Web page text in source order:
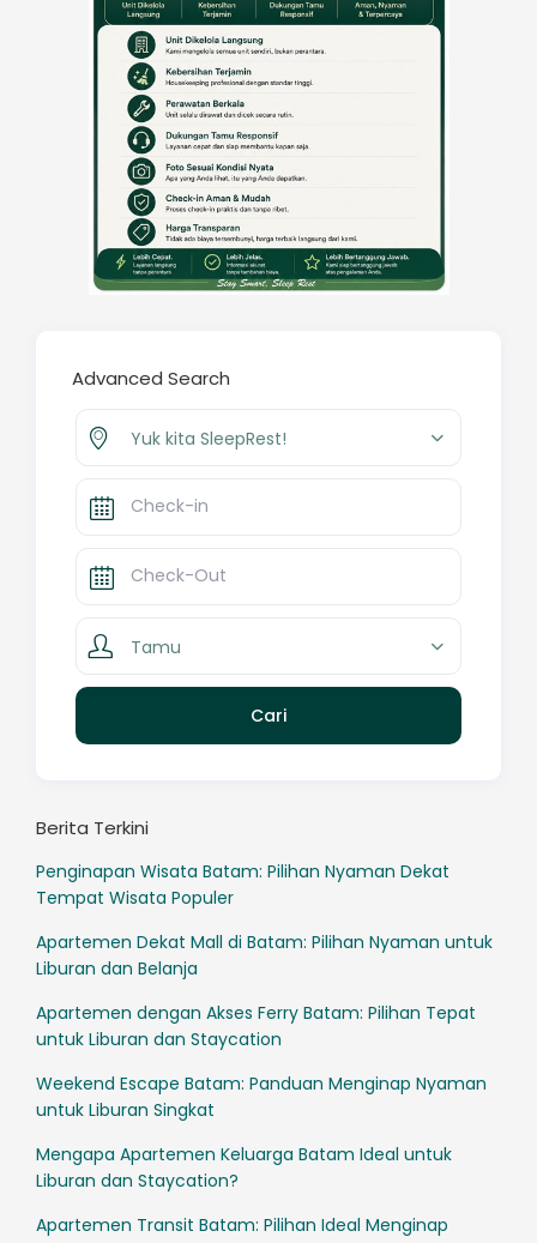
Advanced Search
Yuk kita SleepRest!
Tamu
Berita Terkini
Penginapan Wisata Batam: Pilihan Nyaman Dekat
Tempat Wisata Populer
Apartemen Dekat Mall di Batam: Pilihan Nyaman untuk
Liburan dan Belanja
Apartemen dengan Akses Ferry Batam: Pilihan Tepat
untuk Liburan dan Staycation
Weekend Escape Batam: Panduan Menginap Nyaman
untuk Liburan Singkat
Mengapa Apartemen Keluarga Batam Ideal untuk
Liburan dan Staycation?
Apartemen Transit Batam: Pilihan Ideal Menginap